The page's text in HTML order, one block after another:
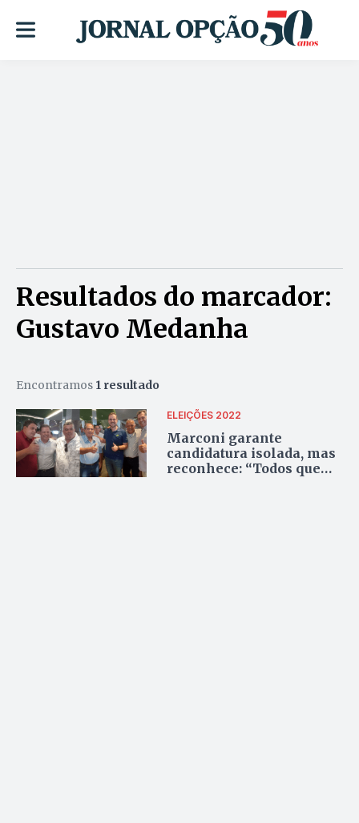
Resultados do marcador:
Gustavo Medanha
Encontramos 1 resultado
ELEIÇÕES 2022
Marconi garante
candidatura isolada, mas
reconhece: “Todos que